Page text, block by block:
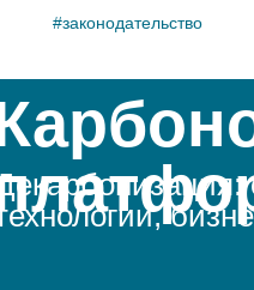
#законодательство